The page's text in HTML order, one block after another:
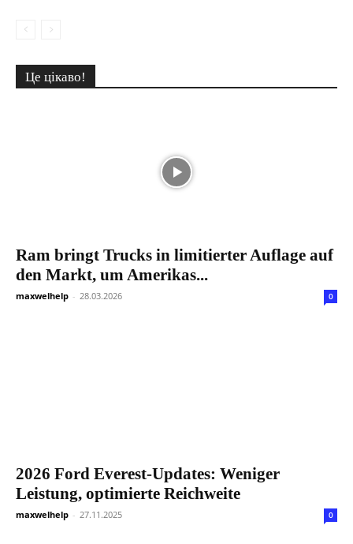
Це цікаво!
Ram bringt Trucks in limitierter Auflage auf
den Markt, um Amerikas...
maxwelhelp - 28.03.2026 0
2026 Ford Everest-Updates: Weniger
Leistung, optimierte Reichweite
maxwelhelp - 27.11.2025 0